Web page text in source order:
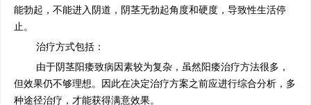
能勃起，不能进入阴道，阴茎无勃起角度和硬度，导致性生活停
止。
治疗方式包括：
由于阴茎阳痿致病因素较为复杂，虽然阳痿治疗方法很多，
但效果仍不够理想。因此在决定治疗方案之前应进行综合分析，多
种途径治疗，才能获得满意效果。